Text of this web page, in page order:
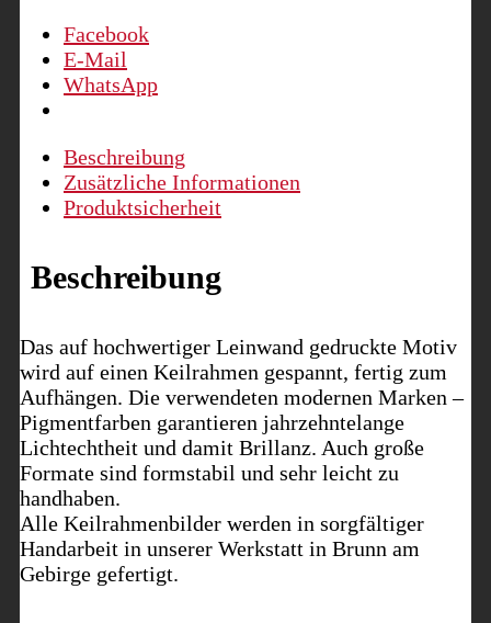
Facebook
E-Mail
WhatsApp
Beschreibung
Zusätzliche Informationen
Produktsicherheit
Beschreibung
Das auf hochwertiger Leinwand gedruckte Motiv
wird auf einen Keilrahmen gespannt, fertig zum
Aufhängen. Die verwendeten modernen Marken –
Pigmentfarben garantieren jahrzehntelange
Lichtechtheit und damit Brillanz. Auch große
Formate sind formstabil und sehr leicht zu
handhaben.
Alle Keilrahmenbilder werden in sorgfältiger
Handarbeit in unserer Werkstatt in Brunn am
Gebirge gefertigt.